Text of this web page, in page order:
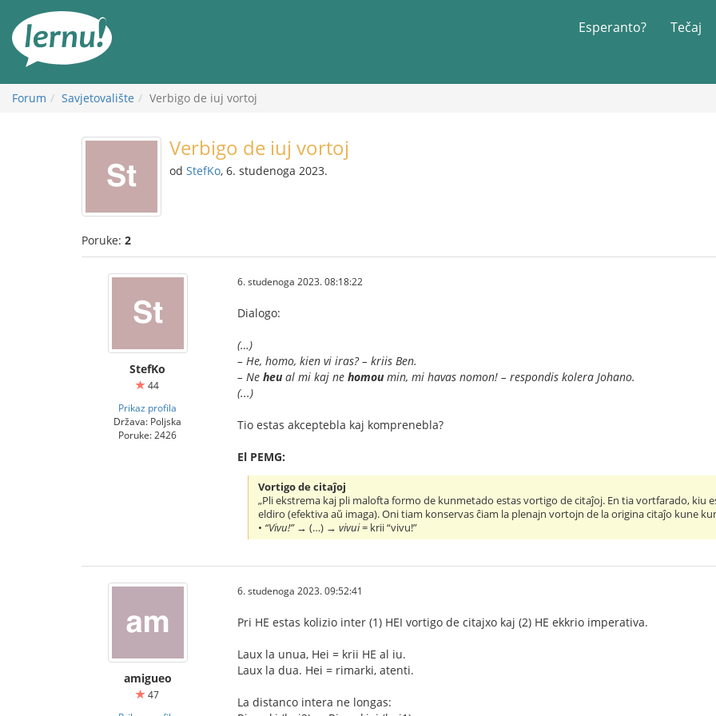
Esperanto? Tečaj
Forum Savjetovalište Verbigo de iuj vortoj
Verbigo de iuj vortoj
od StefKo, 6. studenoga 2023.
Poruke: 2
StefKo
44
Prikaz profila
Država: Poljska
Poruke: 2426
6. studenoga 2023. 08:18:22
Dialogo:
(…)
– He, homo, kien vi iras? – kriis Ben.
– Ne heual mi kaj ne homoumin, mi havas nomon! – respondis kolera Johano.
(...)
Tio estas akceptebla kaj komprenebla?
El PEMG:
Vortigo de citaĵoj
„Pli ekstrema kaj pli malofta formo de kunmetado estas vortigo de citaĵoj. En tia vortfarado, kiu
eldiro (efektiva aŭ imaga). Oni tiam konservas ĉiam la plenajn vortojn de la origina citaĵo kune
• “Vivu!”→ (…) →vivui= krii “vivu!”
amigueo
47
6. studenoga 2023. 09:52:41
Pri HE estas kolizio inter (1) HEI vortigo de citajxo kaj (2) HE ekkrio imperativa.
Laux la unua, Hei = krii HE al iu.
Laux la dua. Hei = rimarki, atenti.
La distanco intera ne longas: